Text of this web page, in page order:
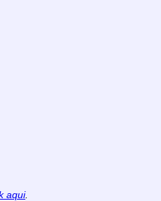
aqui.